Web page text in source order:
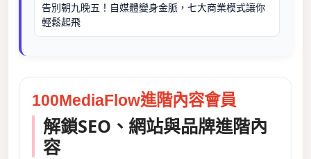
告別朝九晚五！自媒體變身金脈，七大商業模式讓你
輕鬆起飛
100MediaFlow進階內容會員
解鎖SEO、網站與品牌進階內
容